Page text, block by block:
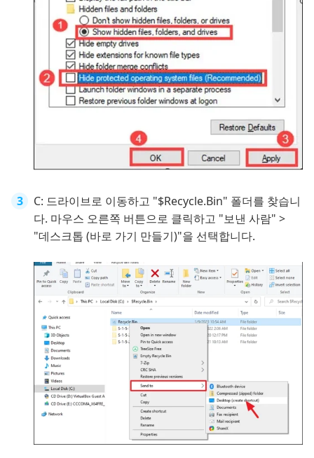
C: 드라이브로 이동하고 "$Recycle.Bin" 폴더를 찾습니
다. 마우스 오른쪽 버튼으로 클릭하고 "보낸 사람" >
"데스크톱 (바로 가기 만들기)"을 선택합니다.